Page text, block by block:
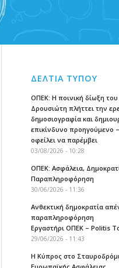
ΔΕΛΤΙΑ ΤΥΠΟΥ
ΟΠΕΚ: Η ποινική δίωξη του
Δρουσιώτη πλήττει την
δημοσιογραφία και
επικίνδυνο προηγούμενο
οφείλει να παρέμβει
03/08/2026 - 10:28
ΟΠΕΚ: Ασφάλεια,
Παραπληροφόρηση
30/06/2026 - 11:36
Ανθεκτική δημοκρατία
παραπληροφόρηση
Εργαστήρι ΟΠΕΚ – Politis
29/06/2026 - 11:43
Η Κύπρος στο